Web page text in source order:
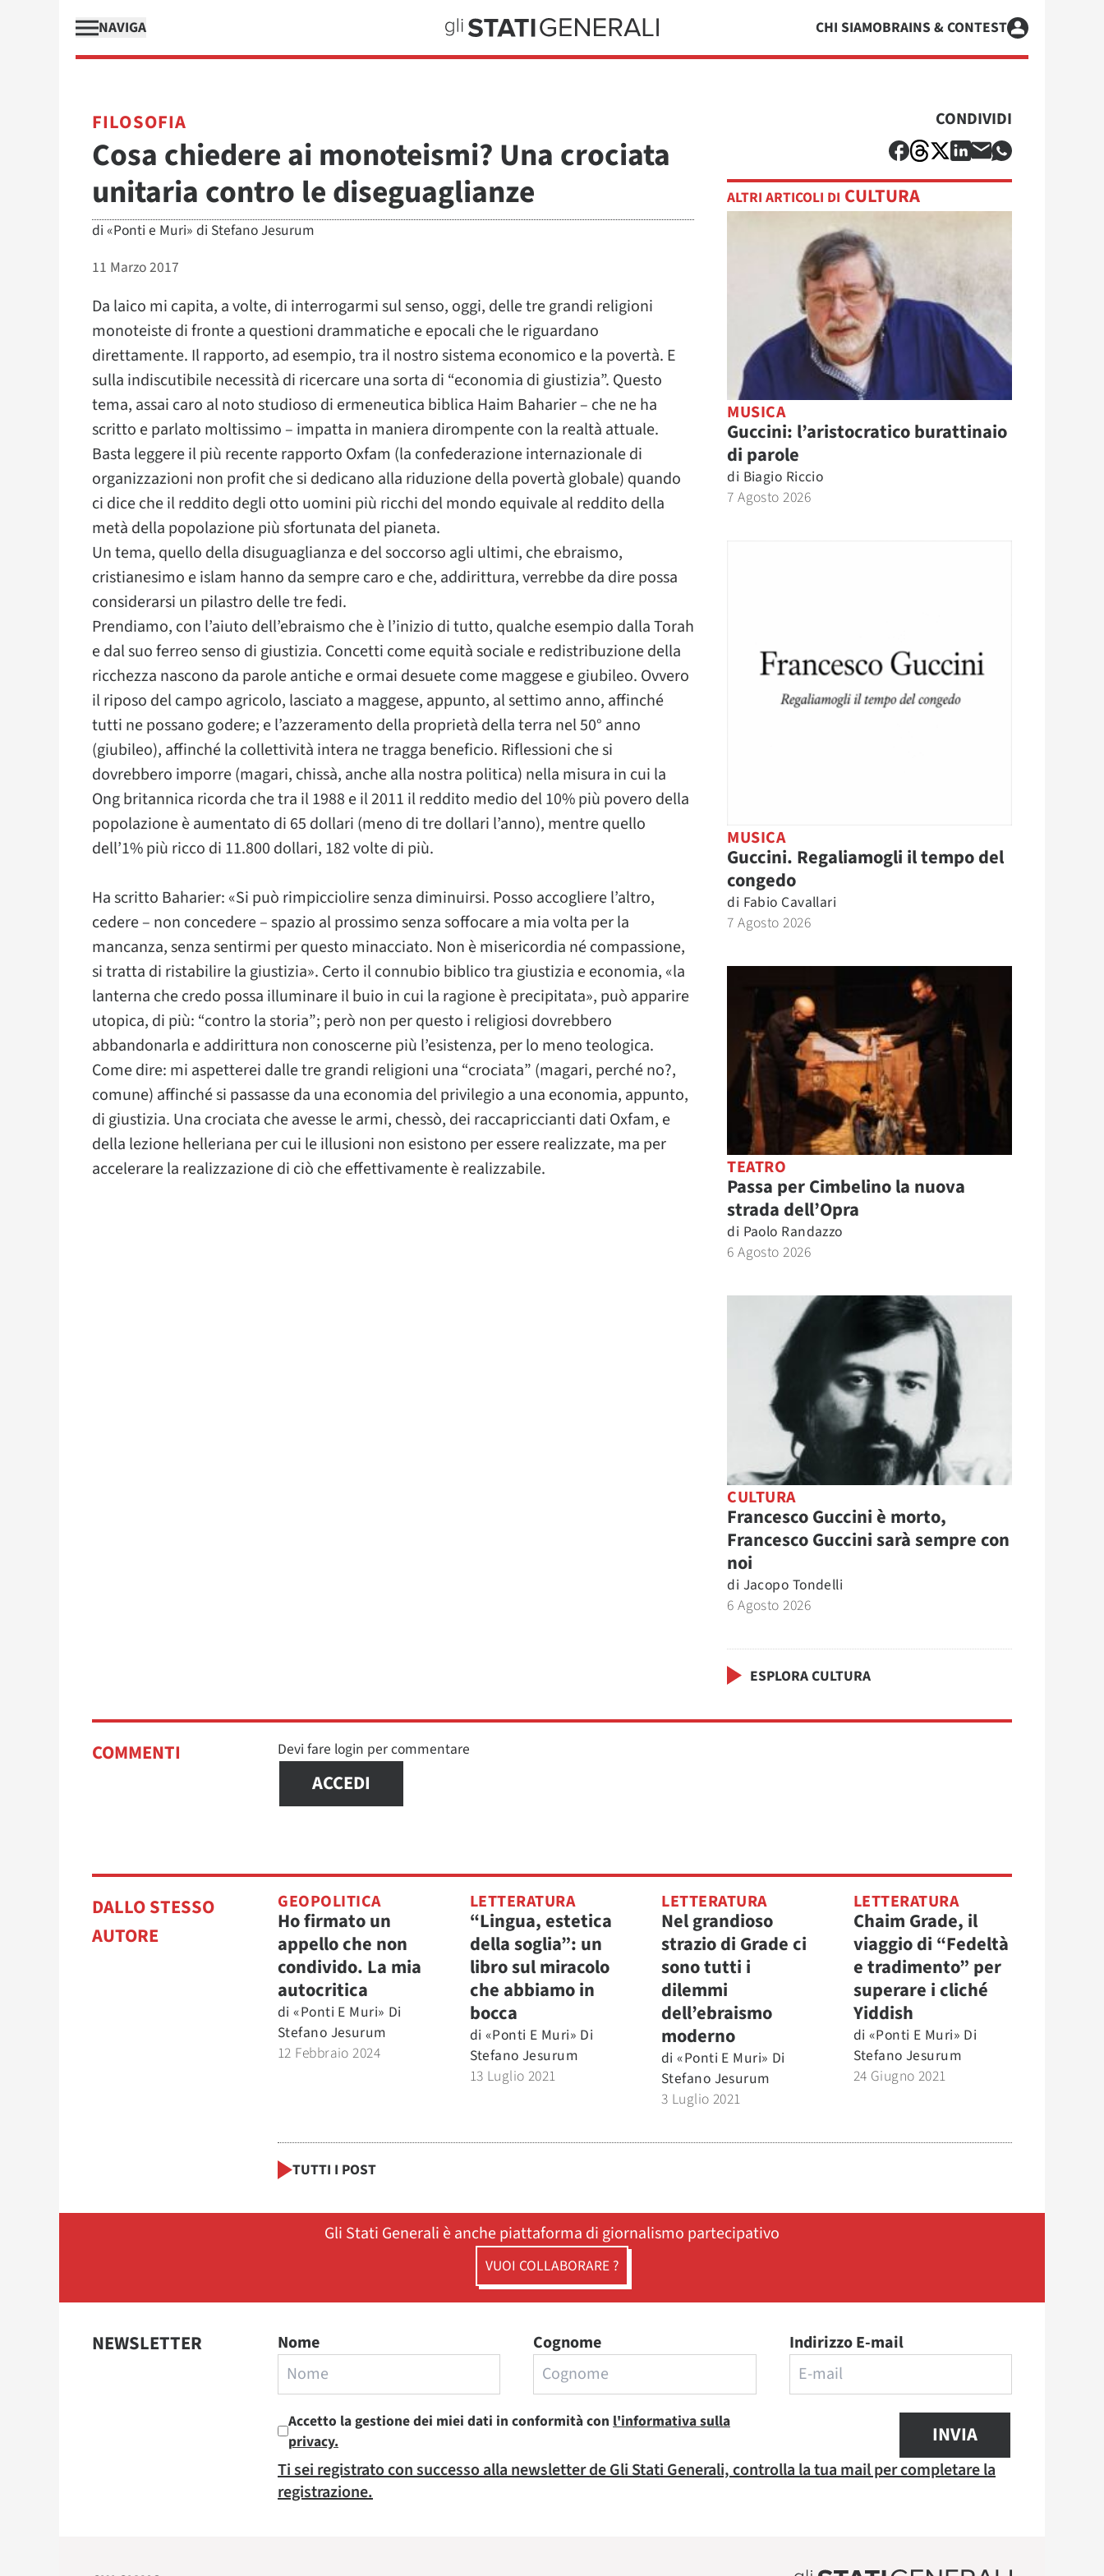
NAVIGA CHI SIAMOBRAINS & CONTEST
FILOSOFIA
Cosa chiedere ai monoteismi? Una crociata
unitaria contro le diseguaglianze
di «Ponti e Muri» di Stefano Jesurum
11 Marzo 2017
Da laico mi capita, a volte, di interrogarmi sul senso, oggi, delle tre grandi religioni
monoteiste di fronte a questioni drammatiche e epocali che le riguardano
direttamente. Il rapporto, ad esempio, tra il nostro sistema economico e la povertà. E
sulla indiscutibile necessità di ricercare una sorta di “economia di giustizia”. Questo
tema, assai caro al noto studioso di ermeneutica biblica Haim Baharier – che ne ha
scritto e parlato moltissimo – impatta in maniera dirompente con la realtà attuale.
Basta leggere il più recente rapporto Oxfam (la confederazione internazionale di
organizzazioni non profit che si dedicano alla riduzione della povertà globale) quando
ci dice che il reddito degli otto uomini più ricchi del mondo equivale al reddito della
metà della popolazione più sfortunata del pianeta.
​Un tema, quello della disuguaglianza e del soccorso agli ultimi, che ebraismo,
cristianesimo e islam hanno da sempre caro e che, addirittura, verrebbe da dire possa
considerarsi un pilastro delle tre fedi.
Prendiamo, con l’aiuto dell’ebraismo che è l’inizio di tutto, qualche esempio dalla Torah
e dal suo ferreo senso di giustizia. Concetti come equità sociale e redistribuzione della
ricchezza nascono da parole antiche e ormai desuete come maggese e giubileo. Ovvero
il riposo del campo agricolo, lasciato a maggese, appunto, al settimo anno, affinché
tutti ne possano godere; e l’azzeramento della proprietà della terra nel 50° anno
(giubileo), affinché la collettività intera ne tragga beneficio. Riflessioni che si
dovrebbero imporre (magari, chissà, anche alla nostra politica) nella misura in cui la
Ong britannica ricorda che tra il 1988 e il 2011 il reddito medio del 10% più povero della
popolazione è aumentato di 65 dollari (meno di tre dollari l’anno), mentre quello
dell’1% più ricco di 11.800 dollari, 182 volte di più.
Ha scritto Baharier: «Si può rimpicciolire senza diminuirsi. Posso accogliere l’altro,
cedere – non concedere – spazio al prossimo senza soffocare a mia volta per la
mancanza, senza sentirmi per questo minacciato. Non è misericordia né compassione,
si tratta di ristabilire la giustizia». Certo il connubio biblico tra giustizia e economia, «la
lanterna che credo possa illuminare il buio in cui la ragione è precipitata», può apparire
utopica, di più: “contro la storia”; però non per questo i religiosi dovrebbero
abbandonarla e addirittura non conoscerne più l’esistenza, per lo meno teologica.
​Come dire: mi aspetterei dalle tre grandi religioni una “crociata” (magari, perché no?,
comune) affinché si passasse da una economia del privilegio a una economia, appunto,
di giustizia. Una crociata che avesse le armi, chessò, dei raccapriccianti dati Oxfam, e
della lezione helleriana per cui le illusioni non esistono per essere realizzate, ma per
accelerare la realizzazione di ciò che effettivamente è realizzabile.
CONDIVIDI
ALTRI ARTICOLI DI CULTURA
MUSICA
Guccini: l’aristocratico burattinaio
di parole
di Biagio Riccio
7 Agosto 2026
MUSICA
Guccini. Regaliamogli il tempo del
congedo
di Fabio Cavallari
7 Agosto 2026
TEATRO
Passa per Cimbelino la nuova
strada dell’Opra
di Paolo Randazzo
6 Agosto 2026
CULTURA
Francesco Guccini è morto,
Francesco Guccini sarà sempre con
noi
di Jacopo Tondelli
6 Agosto 2026
ESPLORA CULTURA
COMMENTI Devi fare login per commentare
ACCEDI
DALLO STESSO
AUTORE
GEOPOLITICA
Ho firmato un
appello che non
condivido. La mia
autocritica
di «Ponti E Muri» Di
Stefano Jesurum
12 Febbraio 2024
LETTERATURA
“Lingua, estetica
della soglia”: un
libro sul miracolo
che abbiamo in
bocca
di «Ponti E Muri» Di
Stefano Jesurum
13 Luglio 2021
LETTERATURA
Nel grandioso
strazio di Grade ci
sono tutti i
dilemmi
dell’ebraismo
moderno
di «Ponti E Muri» Di
Stefano Jesurum
3 Luglio 2021
LETTERATURA
Chaim Grade, il
viaggio di “Fedeltà
e tradimento” per
superare i cliché
Yiddish
di «Ponti E Muri» Di
Stefano Jesurum
24 Giugno 2021
TUTTI I POST
Gli Stati Generali è anche piattaforma di giornalismo partecipativo
VUOI COLLABORARE ?
NEWSLETTER Nome Cognome Indirizzo E-mail
Accetto la gestione dei miei dati in conformità con l'informativa sulla
privacy.
INVIA
Ti sei registrato con successo alla newsletter de Gli Stati Generali, controlla la tua mail per completare la
registrazione.